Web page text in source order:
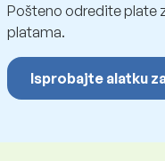
Pošteno odredite plate
platama.
Isprobajte alatku